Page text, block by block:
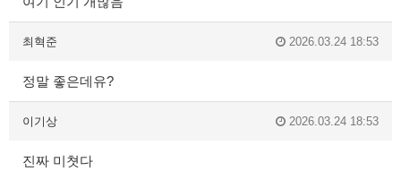
최혁준 2026.03.24 18:53
정말 좋은데유?
이기상 2026.03.24 18:53
진짜 미쳣다